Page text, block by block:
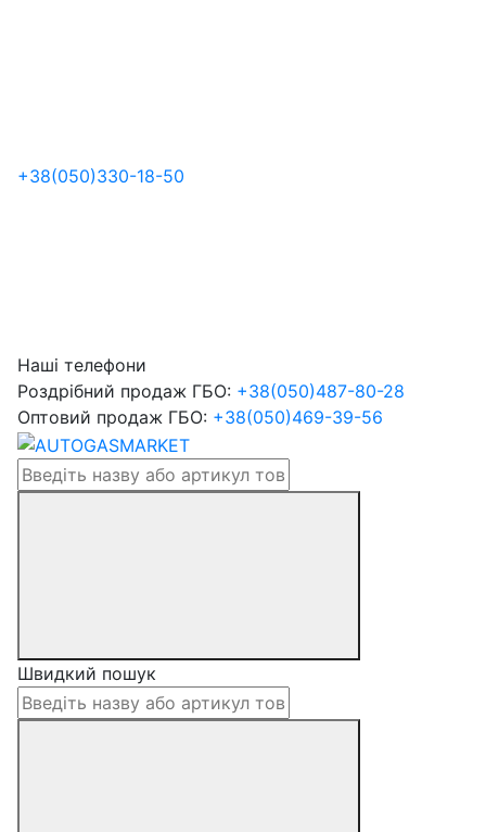
+38(050)330-18-50
Наші телефони
Роздрібний продаж ГБО: +38(050)487-80-28
Оптовий продаж ГБО: +38(050)469-39-56
Швидкий пошук